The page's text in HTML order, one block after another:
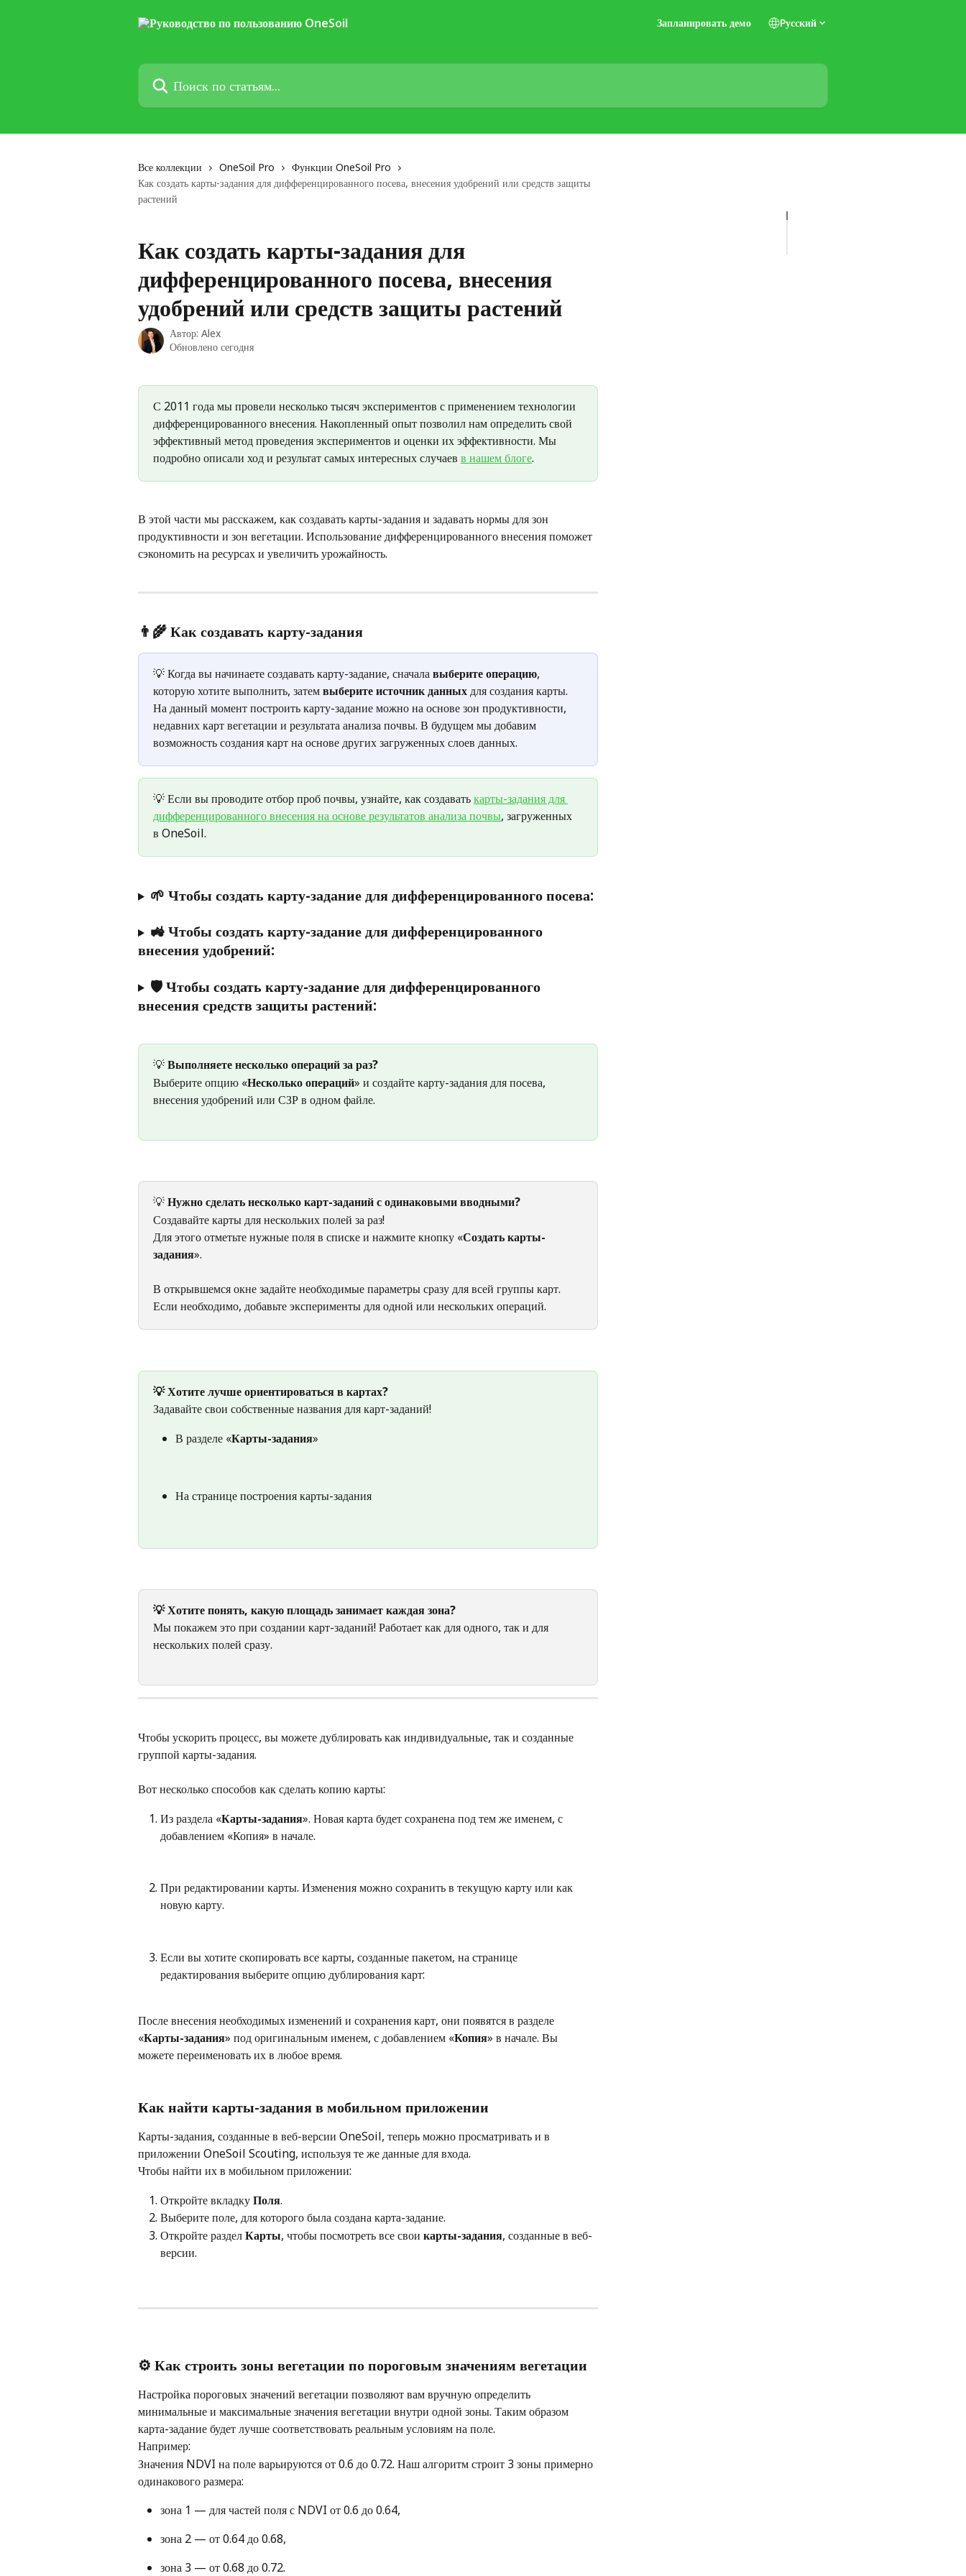
Запланировать демо Pусский
Поиск по статьям...
Все коллекции OneSoil Pro
Функции OneSoil Pro
Как создать карты-задания для дифференцированного посева, внесения удобрений или средств защиты
растений
Как создать карты-задания для
дифференцированного посева, внесения
удобрений или средств защиты растений
Автор: Alex
Обновлено сегодня
С 2011 года мы провели несколько тысяч экспериментов с применением технологии
дифференцированного внесения. Накопленный опыт позволил нам определить свой
эффективный метод проведения экспериментов и оценки их эффективности. Мы
подробно описали ход и результат самых интересных случаев в нашем блоге.
В этой части мы расскажем, как создавать карты-задания и задавать нормы для зон
продуктивности и зон вегетации. Использование дифференцированного внесения поможет
сэкономить на ресурсах и увеличить урожайность.
👨‍🌾 Как создавать карту-задания
💡 Когда вы начинаете создавать карту-задание, сначала выберите операцию,
которую хотите выполнить, затем выберите источник данных для создания карты.
На данный момент построить карту-задание можно на основе зон продуктивности,
недавних карт вегетации и результата анализа почвы. В будущем мы добавим
возможность создания карт на основе других загруженных слоев данных.
💡 Если вы проводите отбор проб почвы, узнайте, как создавать карты-задания для
дифференцированного внесения на основе результатов анализа почвы, загруженных
в OneSoil.
🌱 Чтобы создать карту-задание для дифференцированного посева:
🚜 Чтобы создать карту-задание для дифференцированного
внесения удобрений:
🛡 Чтобы создать карту-задание для дифференцированного
внесения средств защиты растений:
💡 Выполняете несколько операций за раз?
Выберите опцию «Несколько операций» и создайте карту-задания для посева,
внесения удобрений или СЗР в одном файле.
💡 Нужно сделать несколько карт-заданий с одинаковыми вводными?
Создавайте карты для нескольких полей за раз!
Для этого отметьте нужные поля в списке и нажмите кнопку «Создать карты-
задания».
В открывшемся окне задайте необходимые параметры сразу для всей группы карт.
Если необходимо, добавьте эксперименты для одной или нескольких операций.
💡 Хотите лучше ориентироваться в картах?
Задавайте свои собственные названия для карт-заданий!
В разделе «Карты-задания»
На странице построения карты-задания
💡 Хотите понять, какую площадь занимает каждая зона?
Мы покажем это при создании карт-заданий! Работает как для одного, так и для
нескольких полей сразу.
Чтобы ускорить процесс, вы можете дублировать как индивидуальные, так и созданные
группой карты-задания.
Вот несколько способов как сделать копию карты:
Из раздела «Карты-задания». Новая карта будет сохранена под тем же именем, с
добавлением «Копия» в начале.
При редактировании карты. Изменения можно сохранить в текущую карту или как
новую карту.
Если вы хотите скопировать все карты, созданные пакетом, на странице
редактирования выберите опцию дублирования карт:
После внесения необходимых изменений и сохранения карт, они появятся в разделе
«Карты-задания» под оригинальным именем, с добавлением «Копия» в начале. Вы
можете переименовать их в любое время.
Как найти карты-задания в мобильном приложении
Карты-задания, созданные в веб-версии OneSoil, теперь можно просматривать и в
приложении OneSoil Scouting, используя те же данные для входа.
Чтобы найти их в мобильном приложении:
Откройте вкладку Поля.
Выберите поле, для которого была создана карта-задание.
Откройте раздел Карты, чтобы посмотреть все свои карты-задания, созданные в веб-
версии.
⚙️ Как строить зоны вегетации по пороговым значениям вегетации
Настройка пороговых значений вегетации позволяют вам вручную определить
минимальные и максимальные значения вегетации внутри одной зоны. Таким образом
карта-задание будет лучше соответствовать реальным условиям на поле.
Например:
Значения NDVI на поле варьируются от 0.6 до 0.72. Наш алгоритм строит 3 зоны примерно
одинакового размера:
зона 1 — для частей поля с NDVI от 0.6 до 0.64,
зона 2 — от 0.64 до 0.68,
зона 3 — от 0.68 до 0.72.